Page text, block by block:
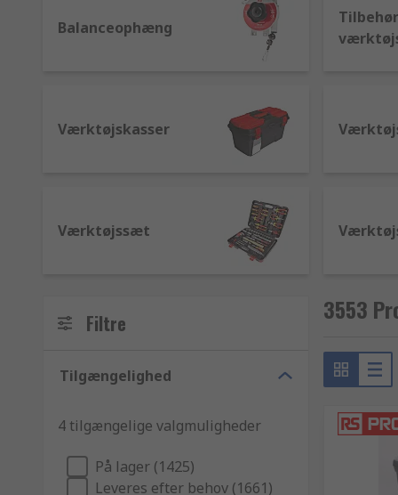
Balanceophæng
Værktøjskasser
Værktøjssæt
Filtre
Tilgængelighed
4 tilgængelige valgmuligheder
På lager (1425)
Leveres efter behov (1661)
3553